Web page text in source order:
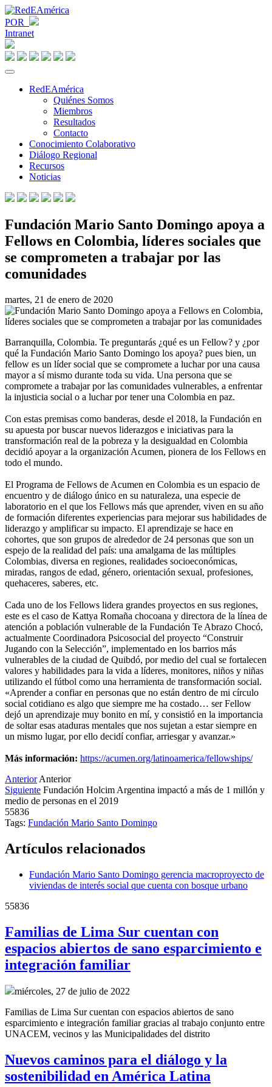
POR
Intranet
RedEAmérica
Quiénes Somos
Miembros
Resultados
Contacto
Conocimiento Colaborativo
Diálogo Regional
Recursos
Noticias
Fundación Mario Santo Domingo apoya a
Fellows en Colombia, líderes sociales que
se comprometen a trabajar por las
comunidades
martes, 21 de enero de 2020
Barranquilla, Colombia. Te preguntarás ¿qué es un Fellow? y ¿por
qué la Fundación Mario Santo Domingo los apoya? pues bien, un
fellow es un líder social que se compromete a luchar por una causa
mayor a sí mismo durante toda su vida. Una persona que se
compromete a trabajar por las comunidades vulnerables, a enfrentar
la injusticia social o a luchar por tener una Colombia en paz.
Con estas premisas como banderas, desde el 2018, la Fundación en
su apuesta por buscar nuevos liderazgos e iniciativas para la
transformación real de la pobreza y la desigualdad en Colombia
decidió apoyar a la organización Acumen, pionera de los Fellows en
todo el mundo.
El Programa de Fellows de Acumen en Colombia es un espacio de
encuentro y de diálogo único en su naturaleza, una especie de
laboratorio en el que los Fellows más que aprender, viven en su año
de formación diferentes experiencias para mejorar sus habilidades de
liderazgo y amplificar su impacto. El aprendizaje se hace en
cohortes, que son grupos de alrededor de 24 personas que son un
espejo de la realidad del país: una amalgama de las múltiples
Colombias, diversa en regiones, realidades socioeconómicas,
miradas, rangos de edad, género, orientación sexual, profesiones,
quehaceres, saberes, etc.
Cada uno de los Fellows lidera grandes proyectos en sus regiones,
este es el caso de Kattya Romaña chocoana y directora de la línea de
atención a población vulnerable de la Fundación Te Abrazo Chocó,
actualmente Coordinadora Psicosocial del proyecto “Construir
Jugando con la Selección”, implementado en los barrios más
vulnerables de la ciudad de Quibdó, por medio del cual se fortalecen
valores y habilidades para la vida a líderes, monitores, niños y niñas
utilizando el fútbol como una herramienta de transformación social.
«Aprender a confiar en personas que no están dentro de mi círculo
social cotidiano es algo que siempre me ha costado… ser Fellow
dejó un aprendizaje muy bonito en mí, y consistió en la importancia
de soltar esas ataduras mentales que nos sujetan a estar siempre en
un mismo lugar, por ello decidí confiar, arriesgar y avanzar.»
Más información: https://acumen.org/latinoamerica/fellowships/
Anterior Anterior
Siguiente Fundación Holcim Argentina impactó a más de 1 millón y
medio de personas en el 2019
55836
Tags: Fundación Mario Santo Domingo
Artículos relacionados
Fundación Mario Santo Domingo gerencia macroproyecto de
viviendas de interés social que cuenta con bosque urbano
55836
Familias de Lima Sur cuentan con
espacios abiertos de sano esparcimiento e
integración familiar
miércoles, 27 de julio de 2022
Familias de Lima Sur cuentan con espacios abiertos de sano
esparcimiento e integración familiar gracias al trabajo conjunto entre
UNACEM, vecinos y las Municipalidades del distrito
Nuevos caminos para el diálogo y la
sostenibilidad en América Latina